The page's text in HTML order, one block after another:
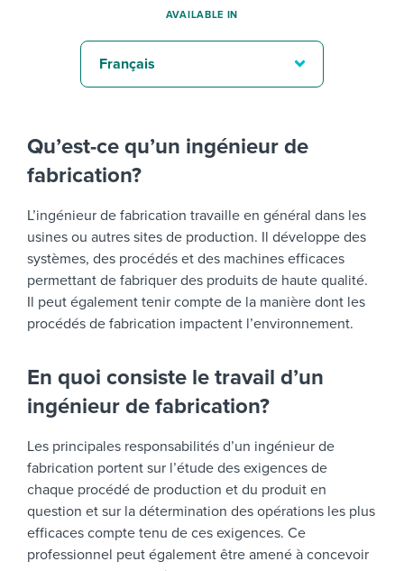
Qu’est-ce qu’un ingénieur de
fabrication?
L’ingénieur de fabrication travaille en général dans les
usines ou autres sites de production. Il développe des
systèmes, des procédés et des machines efficaces
permettant de fabriquer des produits de haute qualité.
Il peut également tenir compte de la manière dont les
procédés de fabrication impactent l’environnement.
En quoi consiste le travail d’un
ingénieur de fabrication?
Les principales responsabilités d’un ingénieur de
fabrication portent sur l’étude des exigences de
chaque procédé de production et du produit en
question et sur la détermination des opérations les plus
efficaces compte tenu de ces exigences. Ce
professionnel peut également être amené à concevoir
AVAILABLE IN
Français